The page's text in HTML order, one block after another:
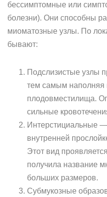
бессимптомные или
болезни). Они способны
миоматозные узлы. По
бывают:
Подслизистые узлы
тем самым наполняя
плодовместилища.
сильные
Интерстициальные
внутренней
Этот вид
получила название
больших размеров.
Субмукозные